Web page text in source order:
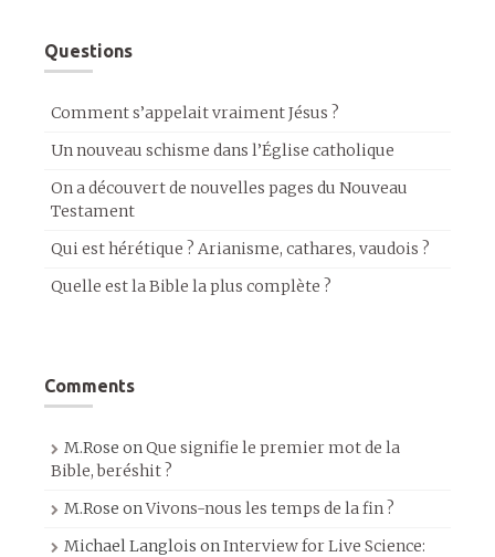
Questions
Comment s’appelait vraiment Jésus ?
Un nouveau schisme dans l’Église catholique
On a découvert de nouvelles pages du Nouveau
Testament
Qui est hérétique ? Arianisme, cathares, vaudois ?
Quelle est la Bible la plus complète ?
Comments
M.Rose onQue signifie le premier mot de la
Bible, beréshit ?
M.Rose onVivons-nous les temps de la fin ?
Michael Langlois onInterview for Live Science: